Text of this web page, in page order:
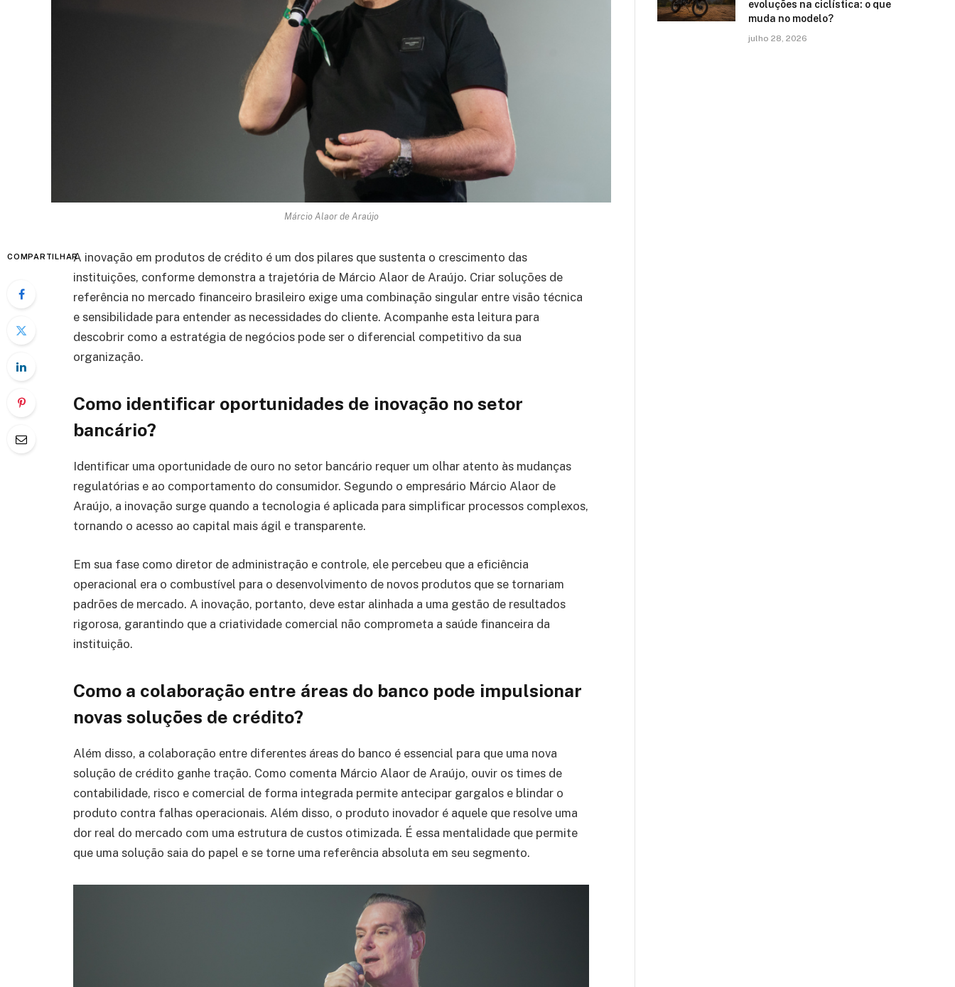
Márcio Alaor de Araújo
COMPARTILHARA inovação em produtos de crédito é um dos pilares que sustenta o crescimento das
instituições, conforme demonstra a trajetória de Márcio Alaor de Araújo. Criar soluções de
referência no mercado financeiro brasileiro exige uma combinação singular entre visão técnica
e sensibilidade para entender as necessidades do cliente. Acompanhe esta leitura para
descobrir como a estratégia de negócios pode ser o diferencial competitivo da sua
organização.
Como identificar oportunidades de inovação no setor
bancário?
Identificar uma oportunidade de ouro no setor bancário requer um olhar atento às mudanças
regulatórias e ao comportamento do consumidor. Segundo o empresário Márcio Alaor de
Araújo, a inovação surge quando a tecnologia é aplicada para simplificar processos complexos,
tornando o acesso ao capital mais ágil e transparente.
Em sua fase como diretor de administração e controle, ele percebeu que a eficiência
operacional era o combustível para o desenvolvimento de novos produtos que se tornariam
padrões de mercado. A inovação, portanto, deve estar alinhada a uma gestão de resultados
rigorosa, garantindo que a criatividade comercial não comprometa a saúde financeira da
instituição.
Como a colaboração entre áreas do banco pode impulsionar
novas soluções de crédito?
Além disso, a colaboração entre diferentes áreas do banco é essencial para que uma nova
solução de crédito ganhe tração. Como comenta Márcio Alaor de Araújo, ouvir os times de
contabilidade, risco e comercial de forma integrada permite antecipar gargalos e blindar o
produto contra falhas operacionais. Além disso, o produto inovador é aquele que resolve uma
dor real do mercado com uma estrutura de custos otimizada. É essa mentalidade que permite
que uma solução saia do papel e se torne uma referência absoluta em seu segmento.
evoluções na ciclística: o que
muda no modelo?
julho 28, 2026